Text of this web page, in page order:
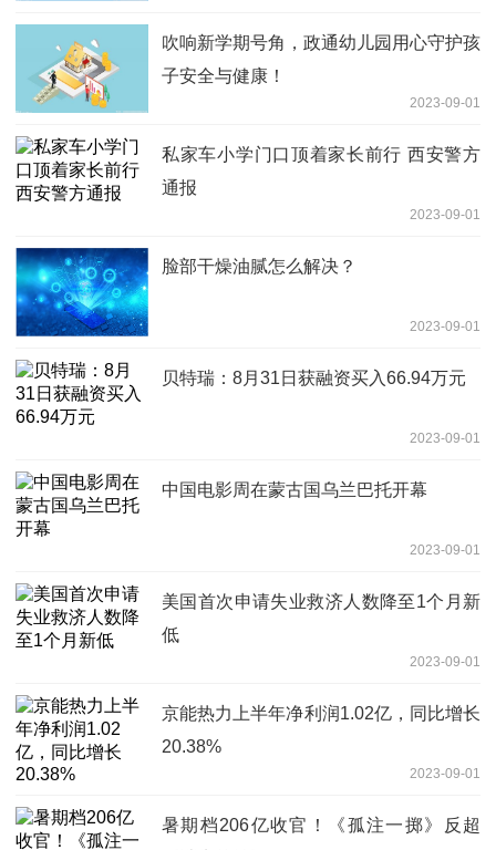
吹响新学期号角，政通幼儿园用心守护孩
子安全与健康！
2023-09-01
私家车小学门口顶着家长前行 西安警方
通报
2023-09-01
脸部干燥油腻怎么解决？
2023-09-01
贝特瑞：8月31日获融资买入66.94万元
2023-09-01
中国电影周在蒙古国乌兰巴托开幕
2023-09-01
美国首次申请失业救济人数降至1个月新
低
2023-09-01
京能热力上半年净利润1.02亿，同比增长
20.38%
2023-09-01
暑期档206亿收官！《孤注一掷》反超